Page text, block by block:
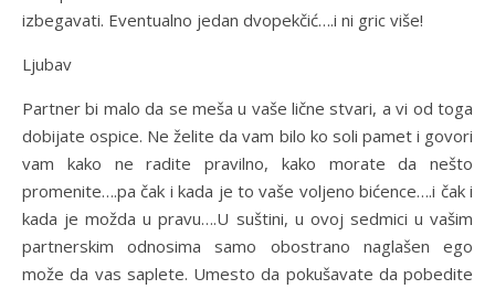
izbegavati. Eventualno jedan dvopekčić….i ni gric više!
Ljubav
Partner bi malo da se meša u vaše lične stvari, a vi od toga
dobijate ospice. Ne želite da vam bilo ko soli pamet i govori
vam kako ne radite pravilno, kako morate da nešto
promenite….pa čak i kada je to vaše voljeno bićence….i čak i
kada je možda u pravu….U suštini, u ovoj sedmici u vašim
partnerskim odnosima samo obostrano naglašen ego
može da vas saplete. Umesto da pokušavate da pobedite